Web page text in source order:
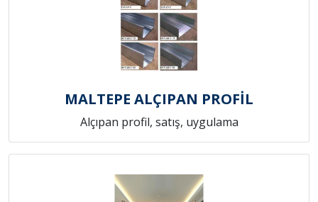
MALTEPE ALÇIPAN PROFİL
Alçıpan profil, satış, uygulama